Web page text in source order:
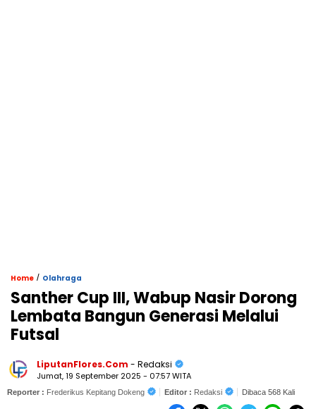
Home / Olahraga
Santher Cup III, Wabup Nasir Dorong
Lembata Bangun Generasi Melalui
Futsal
LiputanFlores.Com - Redaksi
Jumat, 19 September 2025 - 07:57 WITA
Reporter : Frederikus Kepitang Dokeng Editor : Redaksi Dibaca 568 Kali